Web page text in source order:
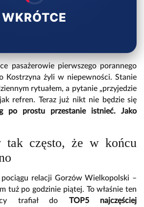
WKRÓTCE
pasażerowie pierwszego porannego
Kostrzyna żyli w niepewności. Stanie
rytuałem, a pytanie „przyjedzie
refren. Teraz już nikt nie będzie się
po prostu przestanie istnieć. Jako
tak często, że w końcu
relacji Gorzów Wielkopolski –
tuż po godzinie piątej. To właśnie ten
trafiał do TOP5 najczęściej